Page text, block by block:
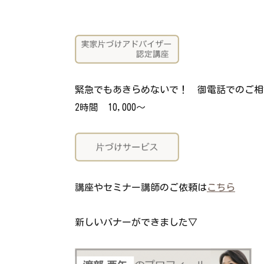
緊急でもあきらめないで！ 御電話でのご
2時間 10,000～
講座やセミナー講師のご依頼はこちら
新しいバナーができました▽